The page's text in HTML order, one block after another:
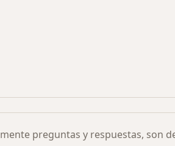
preguntas y respuestas, son